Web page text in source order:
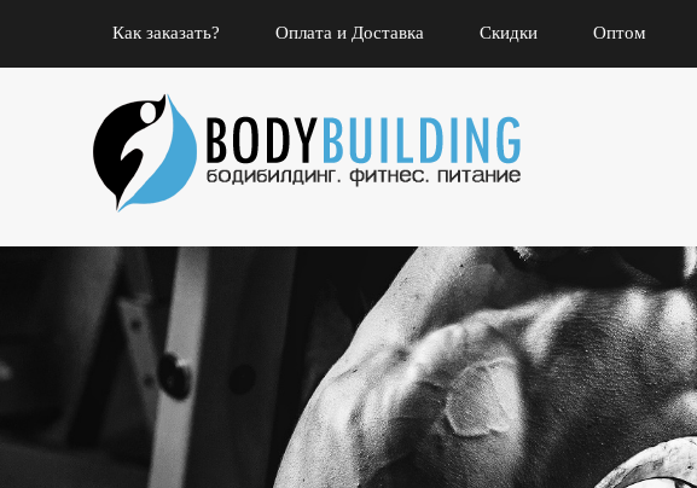
Как заказать? Оплата и Доставка Скидки Оптом